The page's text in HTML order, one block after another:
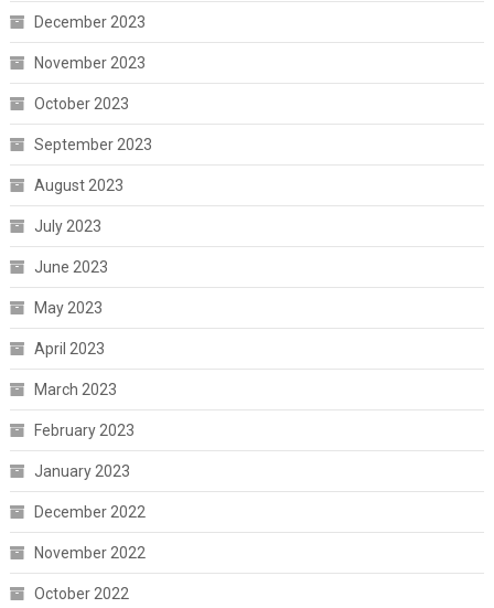
December 2023
November 2023
October 2023
September 2023
August 2023
July 2023
June 2023
May 2023
April 2023
March 2023
February 2023
January 2023
December 2022
November 2022
October 2022